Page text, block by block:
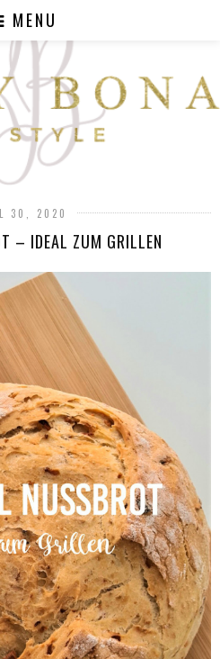
MENU
30, 2020
– IDEAL ZUM GRILLEN